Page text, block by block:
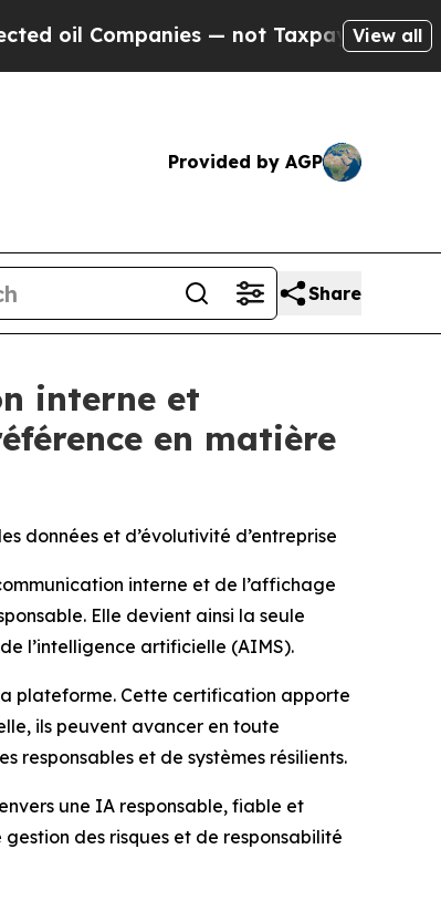
— not Taxpayers — the View all
Provided by AGP
Share
interne et
en matière
données et d’évolutivité d’entreprise
interne et de l’affichage
Elle devient ainsi la seule
l’intelligence artificielle (AIMS).
plateforme. Cette certification apporte
ils peuvent avancer en toute
responsables et de systèmes résilients.
une IA responsable, fiable et
des risques et de responsabilité